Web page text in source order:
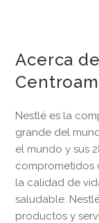
Acerca
Nestlé es la
grande del
el mundo y sus
comprometidos
la calidad de
saludable.
productos y